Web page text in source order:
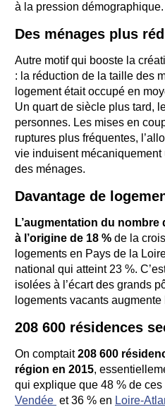
à la pression démographique.
Des ménages plus
Autre motif qui booste la
: la réduction de la taille des
logement était occupé en
Un quart de siècle plus tard,
personnes. Les mises en
ruptures plus fréquentes,
vie induisent
des ménages.
Davantage de
L’augmentation du
à l’origine de 18 % de la
logements en Pays de la
national qui atteint 23 %.
isolées à l’écart des grands
logements vacants
208 600 résidences
On comptait208 600
région en 2015,
qui explique que 48 % de
Vendée et 36 % en Loire-